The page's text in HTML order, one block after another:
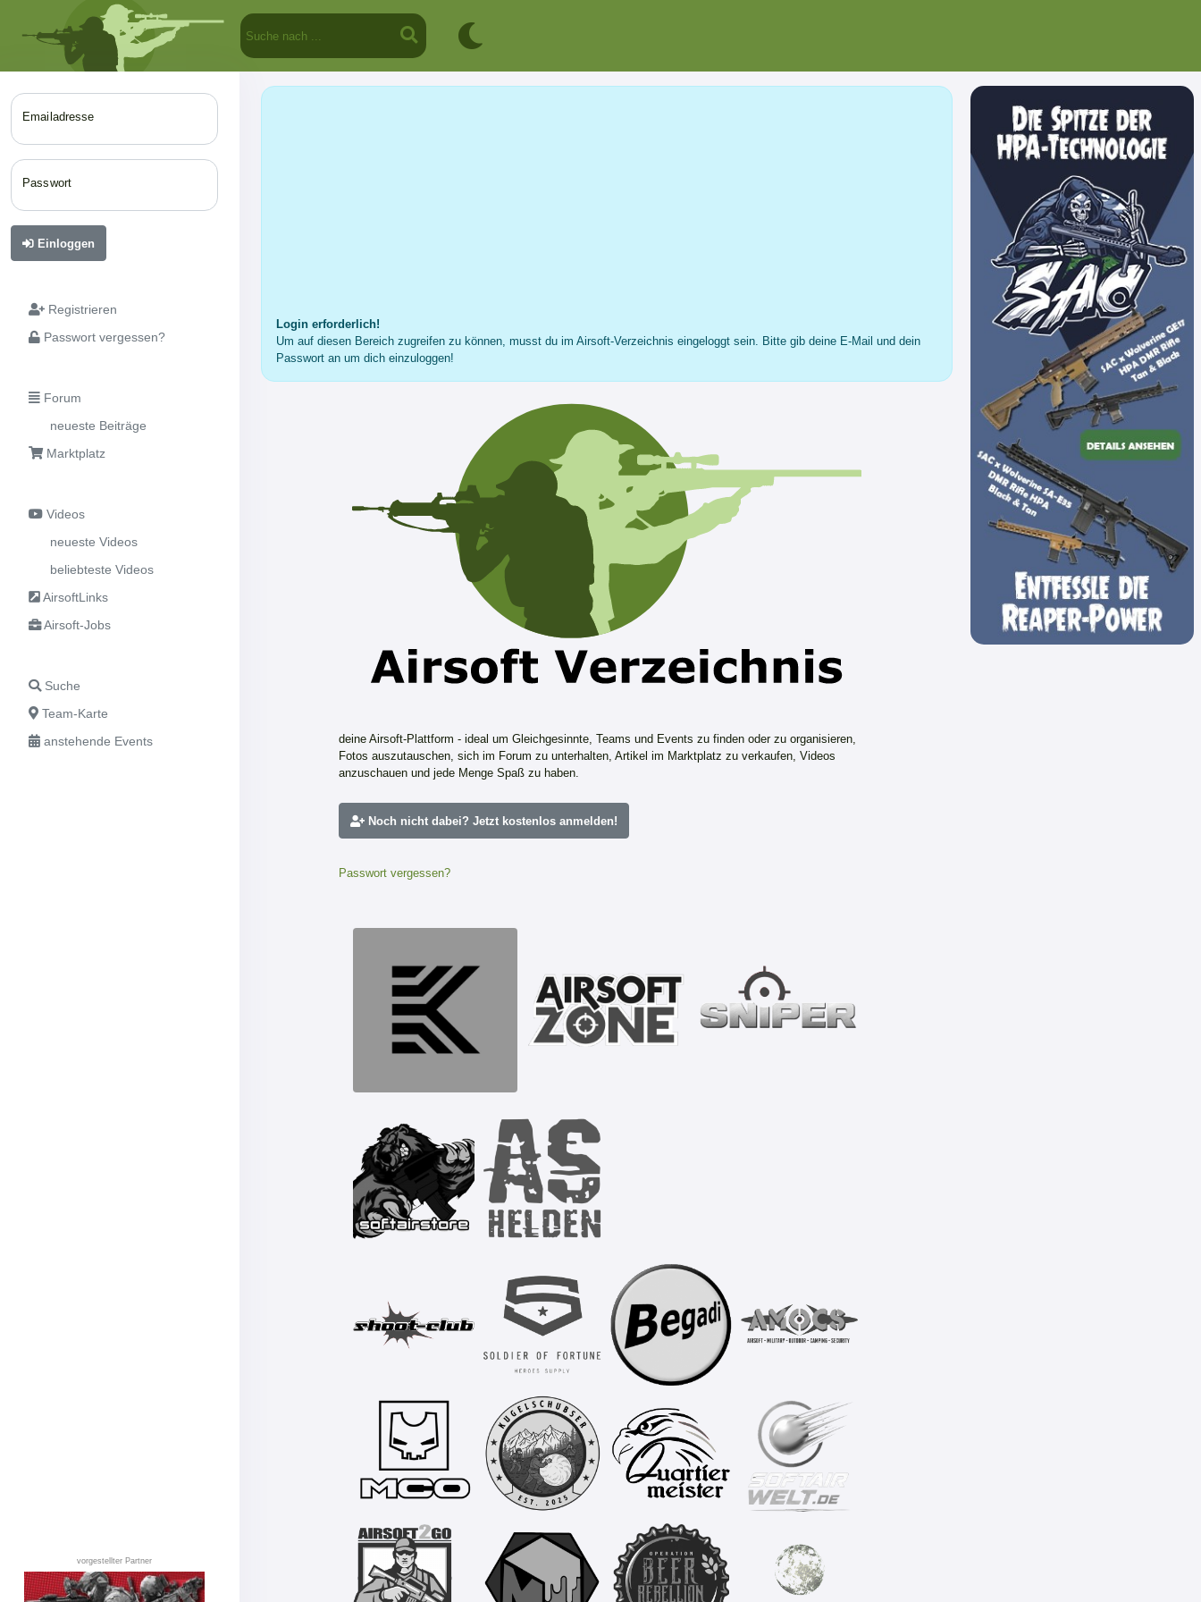
Emailadresse
Passwort
Einloggen
Registrieren
Passwort vergessen?
Forum
neueste Beiträge
Marktplatz
Videos
neueste Videos
beliebteste Videos
AirsoftLinks
Airsoft-Jobs
Suche
Team-Karte
anstehende Events
vorgestellter Partner
Login erforderlich!
Um auf diesen Bereich zugreifen zu können, musst du im Airsoft-Verzeichnis eingeloggt sein. Bitte gib deine E-Mail und dein
Passwort an um dich einzuloggen!
deine Airsoft-Plattform - ideal um Gleichgesinnte, Teams und Events zu finden oder zu organisieren,
Fotos auszutauschen, sich im Forum zu unterhalten, Artikel im Marktplatz zu verkaufen, Videos
anzuschauen und jede Menge Spaß zu haben.
Noch nicht dabei? Jetzt kostenlos anmelden!
Passwort vergessen?